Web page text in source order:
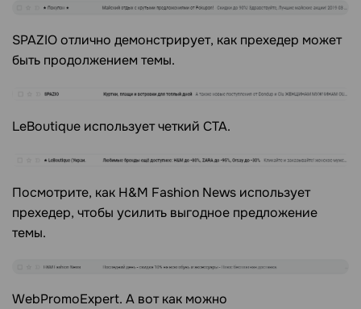
SPAZIO отлично демонстрирует, как прехедер может
быть продолжением темы.
LeBoutique использует четкий СТА.
Посмотрите, как H&M Fashion News использует
прехедер, чтобы усилить выгодное предложение
темы.
WebPromoExpert. А вот как можно